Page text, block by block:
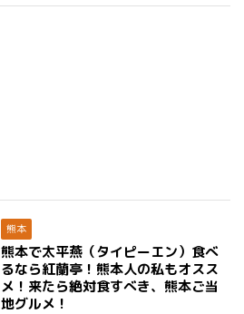
熊本
熊本で太平燕（タイピーエン）食べ
るなら紅蘭亭！熊本人の私もオスス
メ！来たら絶対食すべき、熊本ご当
地グルメ！